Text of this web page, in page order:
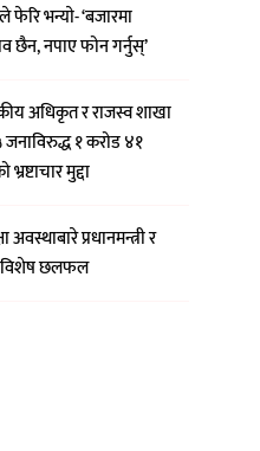
भन्याे- ‘बजारमा
छैन, नपाए फोन गर्नुस्’
अधिकृत र राजस्व शाखा
१ करोड ४१
मुद्दा
अवस्थाबारे प्रधानमन्त्री र
विशेष छलफल